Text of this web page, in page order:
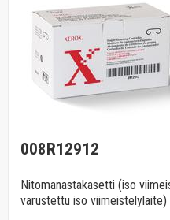
008R12912
Nitomanastakasetti (iso
varustettu iso viimeistelylaite)